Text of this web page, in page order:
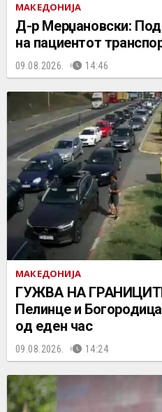
МАКЕДОНИЈА
Д-р Мерџановски:
на пациентот
09.08.2026. 14:46
МАКЕДОНИЈА
ГУЖВА НА
Пелинце и
од еден час
09.08.2026. 14:24